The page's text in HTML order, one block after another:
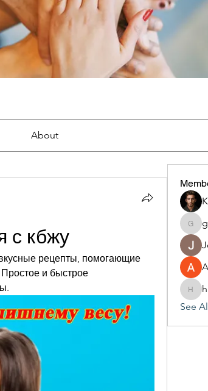
About
с кбжу
рецепты, помогающие
и быстрое
See